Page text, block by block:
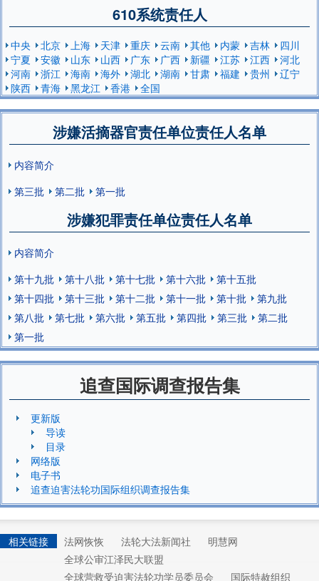
610系统责任人
中央 北京 上海 天津 重庆 云南 其他 内蒙 吉林
四川
宁夏
安徽 山东 山西 广东 广西 新疆 江苏 江西
河北
河南
浙江 海南 海外 湖北 湖南 甘肃 福建 贵州
辽宁
陕西
青海 黑龙江 香港 全国
涉嫌活摘器官责任单位责任人名单
内容简介
第三批
第二批 第一批
涉嫌犯罪责任单位责任人名单
内容简介
第十九批
第十八批 第十七批 第十六批
第十五批
第十四批
第十三批 第十二批 第十一批 第十批
第九批
第八批
第七批 第六批 第五批 第四批 第三批
第二批
第一批
追查国际调查报告集
更新版
导读
目录
网络版
电子书
追查迫害法轮功国际组织调查报告集
相关链接 法网恢恢 法轮大法新闻社
明慧网
全球公审江泽民大联盟
全球营救受迫害法轮功学员委员会
国际特赦组织